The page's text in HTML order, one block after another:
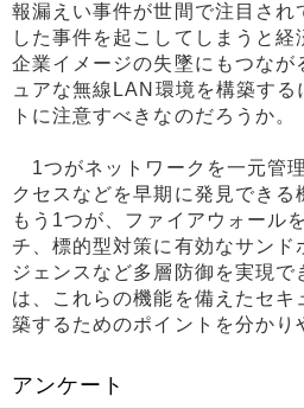
報漏えい事件が世間で注目され
した事件を起こしてしまうと経
企業イメージの失墜にもつなが
ュアな無線LAN環境を構築す
トに注意すべきなのだろうか。
1つがネットワークを一元管
クセスなどを早期に発見できる
もう1つが、ファイアウォール
チ、標的型対策に有効なサンド
ジェンスなど多層防御を実現
は、これらの機能を備えたセ
築するためのポイントを分かり
アンケート